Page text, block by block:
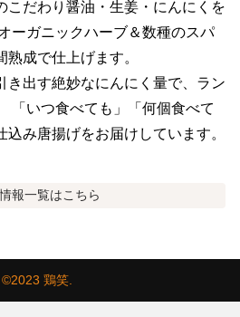
だわり醤油・生姜・にんにくを
ーガニックハーブ＆数種のスパ
成で仕上げます。
出す絶妙なにんにく量で、ラン
「いつ食べても」「何個食べて
込み唐揚げをお届けしています。
報一覧はこちら
©2023 鶏笑.